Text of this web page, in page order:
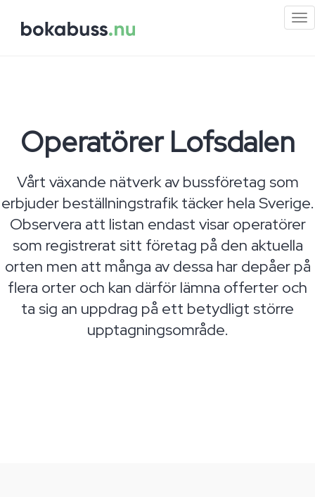
Operatörer Lofsdalen
Vårt växande nätverk av bussföretag som
erbjuder beställningstrafik täcker hela Sverige.
Observera att listan endast visar operatörer
som registrerat sitt företag på den aktuella
orten men att många av dessa har depåer på
flera orter och kan därför lämna offerter och
ta sig an uppdrag på ett betydligt större
upptagningsområde.